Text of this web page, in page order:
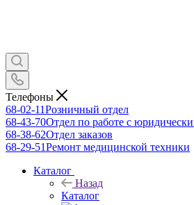
Телефоны
68-02-11Розничный отдел
68-43-70Отдел по работе с
68-38-62Отдел заказов
68-29-51Ремонт медицинской техники
Каталог
Назад
Каталог